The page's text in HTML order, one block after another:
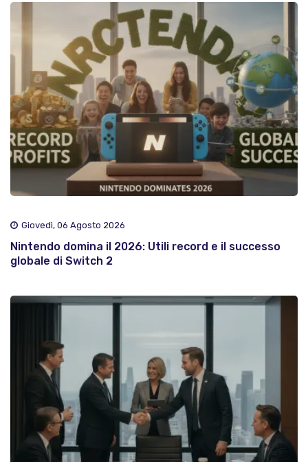
Giovedì, 06 Agosto 2026
Nintendo domina il 2026: Utili record e il successo
globale di Switch 2